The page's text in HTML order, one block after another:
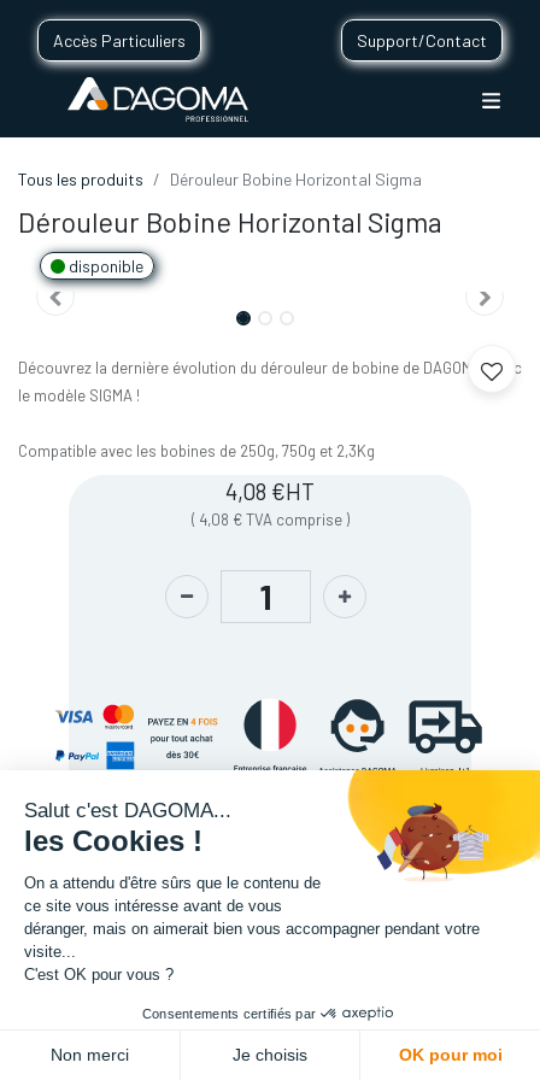
Accès Particuliers Support/Contact
Tous les produits Dérouleur Bobine Horizontal Sigma
Dérouleur Bobine Horizontal Sigma
disponible
Découvrez la dernière évolution du dérouleur de bobine de DAGOMA, avec
le modèle SIGMA !
Compatible avec les bobines de 250g, 750g et 2,3Kg
4,08 €HT
( 4,08 € TVA comprise )
Description
Salut c'est DAGOMA...
les Cookies !
On a attendu d'être sûrs que le contenu de
ce site vous intéresse avant de vous
déranger, mais on aimerait bien vous accompagner pendant votre
visite...
C'est OK pour vous ?
Consentements certifiés par
Non merci Je choisis OK pour moi